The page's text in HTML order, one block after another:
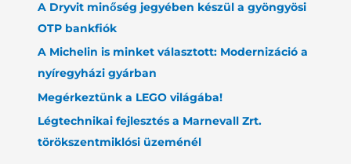
A Dryvit minőség jegyében készül a gyöngyösi
OTP bankfiók
A Michelin is minket választott: Modernizáció a
nyíregyházi gyárban
Megérkeztünk a LEGO világába!
Légtechnikai fejlesztés a Marnevall Zrt.
törökszentmiklósi üzeménél